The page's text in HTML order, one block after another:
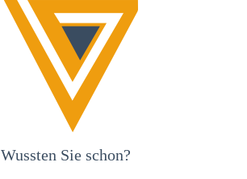
Wussten Sie schon?